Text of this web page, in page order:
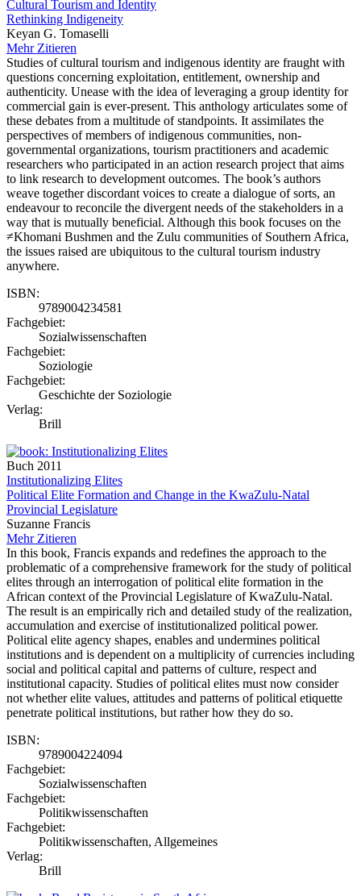
Cultural Tourism and Identity
Rethinking Indigeneity
Keyan G. Tomaselli
Mehr Zitieren
Studies of cultural tourism and indigenous identity are fraught with
questions concerning exploitation, entitlement, ownership and
authenticity. Unease with the idea of leveraging a group identity for
commercial gain is ever-present. This anthology articulates some of
these debates from a multitude of standpoints. It assimilates the
perspectives of members of indigenous communities, non-
governmental organizations, tourism practitioners and academic
researchers who participated in an action research project that aims
to link research to development outcomes. The book’s authors
weave together discordant voices to create a dialogue of sorts, an
endeavour to reconcile the divergent needs of the stakeholders in a
way that is mutually beneficial. Although this book focuses on the
≠Khomani Bushmen and the Zulu communities of Southern Africa,
the issues raised are ubiquitous to the cultural tourism industry
anywhere.
ISBN:
9789004234581
Fachgebiet:
Sozialwissenschaften
Fachgebiet:
Soziologie
Fachgebiet:
Geschichte der Soziologie
Verlag:
Brill
Buch 2011
Institutionalizing Elites
Political Elite Formation and Change in the KwaZulu-Natal
Provincial Legislature
Suzanne Francis
Mehr Zitieren
In this book, Francis expands and redefines the approach to the
problematic of a comprehensive framework for the study of political
elites through an interrogation of political elite formation in the
African context of the Provincial Legislature of KwaZulu-Natal.
The result is an empirically rich and detailed study of the realization,
accumulation and exercise of institutionalized political power.
Political elite agency shapes, enables and undermines political
institutions and is dependent on a multiplicity of currencies including
social and political capital and patterns of culture, respect and
institutional capacity. Studies of political elites must now consider
not whether elite values, attitudes and patterns of political etiquette
penetrate political institutions, but rather how they do so.
ISBN:
9789004224094
Fachgebiet:
Sozialwissenschaften
Fachgebiet:
Politikwissenschaften
Fachgebiet:
Politikwissenschaften, Allgemeines
Verlag:
Brill